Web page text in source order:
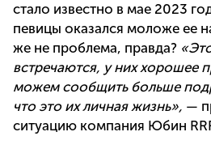
стало известно в мае 2023
певицы оказался моложе ее
же не проблема, правда?
встречаются, у них хорошее
можем сообщить больше
что это их личная жизнь», —
ситуацию компания Юбин